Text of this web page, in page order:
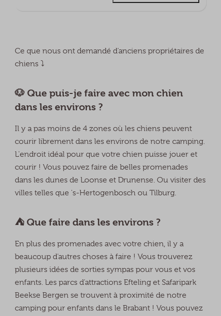
Ce que nous ont demandé d'anciens propriétaires de
chiens ⤵
🐶 Que puis-je faire avec mon chien
dans les environs ?
Il y a pas moins de 4 zones où les chiens peuvent
courir librement dans les environs de notre camping.
L'endroit idéal pour que votre chien puisse jouer et
courir ! Vous pouvez faire de belles promenades
dans les dunes de Loonse et Drunense. Ou visiter des
villes telles que 's-Hertogenbosch ou Tilburg.
⛺️ Que faire dans les environs ?
En plus des promenades avec votre chien, il y a
beaucoup d'autres choses à faire ! Vous trouverez
plusieurs idées de sorties sympas pour vous et vos
enfants. Les parcs d'attractions Efteling et Safaripark
Beekse Bergen se trouvent à proximité de notre
camping pour enfants dans le Brabant ! Vous pouvez